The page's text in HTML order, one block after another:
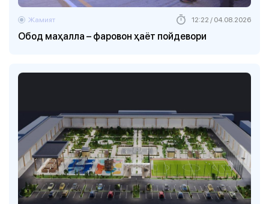
Обод маҳалла – фаровон ҳаёт пойдевори
Жамият 12:22 / 04.08.2026